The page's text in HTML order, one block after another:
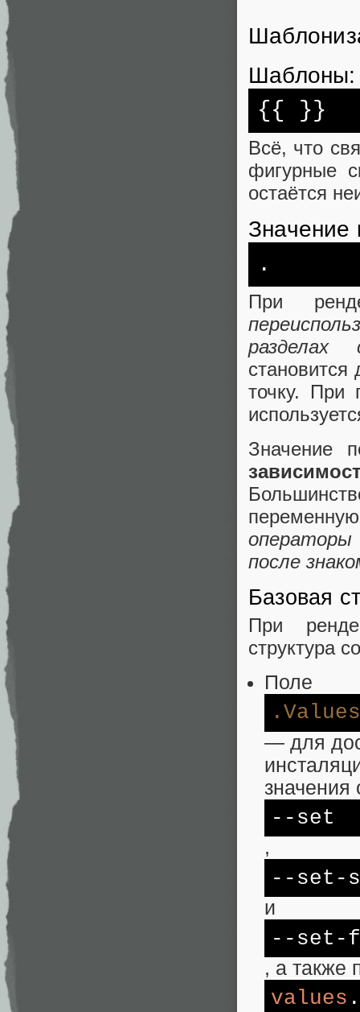
Шаблоны:
{{ }}
Всё, что
фигурные
остаётся
Значение
.
При
разделах
точку. При
Значение
после
Базовая
При
структура
Поле
— для
значения
-- set
,
-- set -
и
-- set -
, а также
values